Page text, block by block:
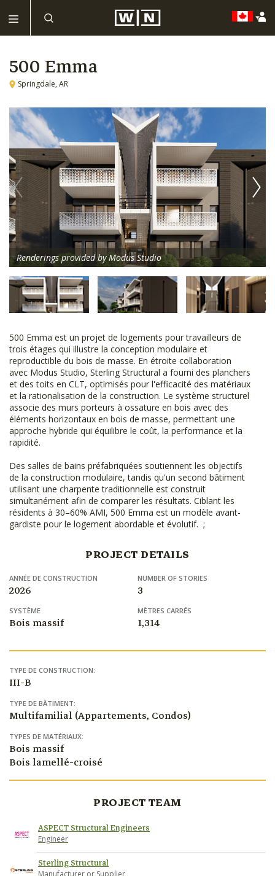
500 Emma
Springdale, AR
Renderings provided by Modus Studio
500 Emma est un projet de logements pour travailleurs de
trois étages qui illustre la conception modulaire et
reproductible du bois de masse. En étroite collaboration
avec Modus Studio, Sterling Structural a fourni des planchers
et des toits en CLT, optimisés pour l'efficacité des matériaux
et la rationalisation de la construction. Le système structurel
associe des murs porteurs à ossature en bois avec des
éléments horizontaux en bois de masse, permettant une
approche hybride qui équilibre le coût, la performance et la
rapidité.
Des salles de bains préfabriquées soutiennent les objectifs
de la construction modulaire, tandis qu'un second bâtiment
utilisant une charpente traditionnelle est construit
simultanément afin de comparer les résultats. Ciblant les
résidents à 30–60% AMI, 500 Emma est un modèle avant-
gardiste pour le logement abordable et évolutif. ;
PROJECT DETAILS
ANNÉE DE CONSTRUCTION
2026
NUMBER OF STORIES
3
SYSTÈME
Bois massif
MÈTRES CARRÉS
1,314
TYPE DE CONSTRUCTION:
III-B
TYPE DE BÂTIMENT:
Multifamilial (Appartements, Condos)
TYPES DE MATÉRIAUX:
Bois massif
Bois lamellé-croisé
PROJECT TEAM
ASPECT Structural Engineers
Engineer
Sterling Structural